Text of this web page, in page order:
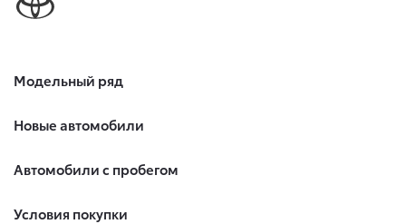
Модельный ряд
Новые автомобили
Автомобили с пробегом
Условия покупки